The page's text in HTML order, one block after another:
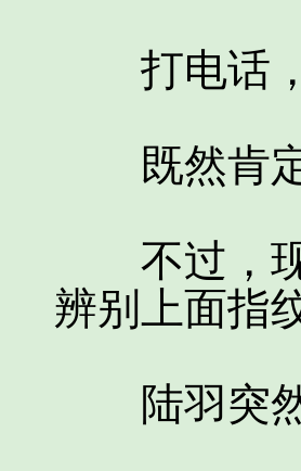
打电话，
既然肯定
不过，现
辨别上面指
陆羽突然